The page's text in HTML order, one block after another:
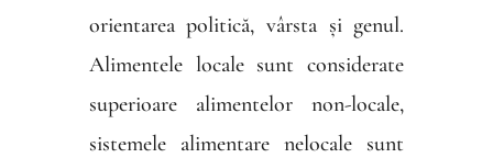
orientarea politică, vârsta și genul.
Alimentele locale sunt considerate
superioare alimentelor non-locale,
sistemele alimentare nelocale sunt